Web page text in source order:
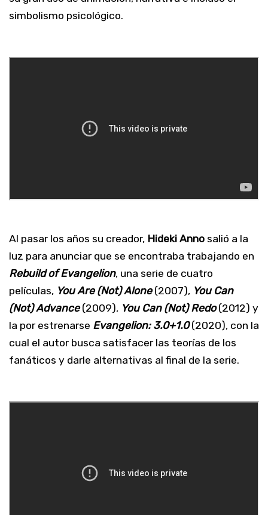
simbolismo psicológico.
Al pasar los años su creador, Hideki Anno salió a la
luz para anunciar que se encontraba trabajando en
Rebuild of Evangelion, una serie de cuatro
películas, You Are (Not) Alone(2007), You Can
(Not) Advance(2009), You Can (Not) Redo(2012) y
la por estrenarse Evangelion: 3.0+1.0(2020), con la
cual el autor busca satisfacer las teorías de los
fanáticos y darle alternativas al final de la serie.